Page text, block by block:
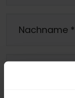
Nachname *